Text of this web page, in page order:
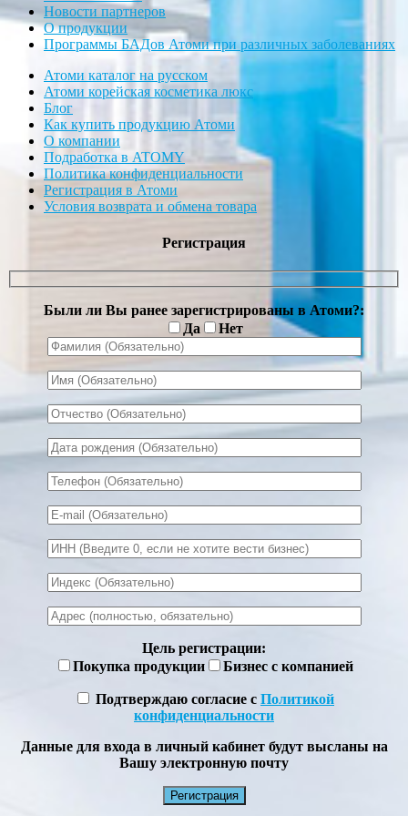
Новости партнеров
О продукции
Программы БАДов Атоми при различных заболеваниях
Атоми каталог на русском
Атоми корейская косметика люкс
Блог
Как купить продукцию Атоми
О компании
Подработка в ATOMY
Политика конфиденциальности
Регистрация в Атоми
Условия возврата и обмена товара
Регистрация
Были ли Вы ранее зарегистрированы в Атоми?:
Да
Нет
Цель регистрации:
Покупка продукции
Бизнес с компанией
Подтверждаю согласие с Политикой
конфиденциальности
Данные для входа в личный кабинет будут высланы на
Вашу электронную почту